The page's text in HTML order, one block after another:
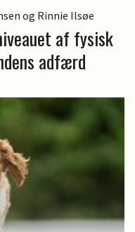
og Rinnie Ilsøe
af fysisk
adfærd